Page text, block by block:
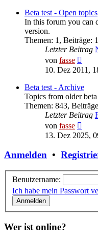
Beta test - Open topics
In this forum you can
version.
Themen: 1 , Beiträge: 1
Letzter Beitrag
von fasse
10. Dez 2011,
Beta test - Archive
Topics from older beta
Themen: 843, Beiträge
Letzter Beitrag
von fasse
13. Dez 2025,
Anmelden •
Benutzername:
Ich habe mein Passwort
Wer ist online?